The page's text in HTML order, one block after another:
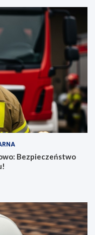
Bezpieczeństwo